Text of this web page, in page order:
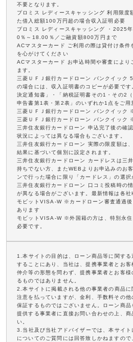
不要となります。
プロミス レディースキャッシング 利用限度
た借入総額100万円超の場合収入証明必要
プロミス レディースキャッシング ・2025
0％～18.00％／ご融資額800万円まで
ACマスターカード ご利用の際は貸付け条件
を心がけてください
ACマスターカード お申込時間や審査により
ます。
三菱ＵＦＪ銀行カードローン バンクイック
の場合には、収入証明書のコピーが必要で
決定通知書」・「納税証明書その1・その2
申告書第1表・第2表」のいずれか1点をご用
三菱ＵＦＪ銀行カードローン バンクイック
三菱ＵＦＪ銀行カードローン バンクイック
三井住友銀行カードローン 申込完了後の確
状況によっては異なる場合もございます。
三井住友銀行カードローン 実際の限度額は
結果に基づいて個別に設定されます。
三井住友銀行カードローン カードレスは三
持ちでない方、またWEBよりお申込みのお
ンで行った場合に限り「カードレス」の選択
三井住友銀行カードローン 口コミ投稿時の
が異なる場合がございます。最新情報は各社
モビットVISA-W ※カードローン審査通過
あります
モビットVISA-W ※外国籍の方は、特別永
必要です。
1.本サイトの目的は、ローン商品等に関す
することにあり、当社は、提携事業者とお客
仲介等の形態を問わず、提携事業者とお客
るものではありません。
2.本サイトに掲載される他の事業者の商品
注意を払っていますが、金利、手数料その
保証するものではございません。ローン商
提供する事業者に直接お問い合わせの上、商
い。
3.当社及び当社アドバイザーでは、本サイ
についてのご質問には回答致しかねますの